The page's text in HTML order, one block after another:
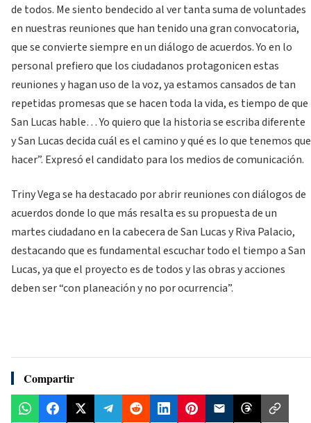
de todos. Me siento bendecido al ver tanta suma de voluntades
en nuestras reuniones que han tenido una gran convocatoria,
que se convierte siempre en un diálogo de acuerdos. Yo en lo
personal prefiero que los ciudadanos protagonicen estas
reuniones y hagan uso de la voz, ya estamos cansados de tan
repetidas promesas que se hacen toda la vida, es tiempo de que
San Lucas hable… Yo quiero que la historia se escriba diferente
y San Lucas decida cuál es el camino y qué es lo que tenemos que
hacer”. Expresó el candidato para los medios de comunicación.
Triny Vega se ha destacado por abrir reuniones con diálogos de
acuerdos donde lo que más resalta es su propuesta de un
martes ciudadano en la cabecera de San Lucas y Riva Palacio,
destacando que es fundamental escuchar todo el tiempo a San
Lucas, ya que el proyecto es de todos y las obras y acciones
deben ser “con planeación y no por ocurrencia”.
Compartir